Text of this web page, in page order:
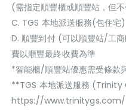
(需指定順豐櫃或順豐站，但
C. TGS 本地派送服務(包住
D. 順豐到付 (可以順豐站/工
費以順豐最終收費為準
*智能櫃/順豐站優惠需受條款
**TGS 本地派送服務
https://www.trinitygs.com/